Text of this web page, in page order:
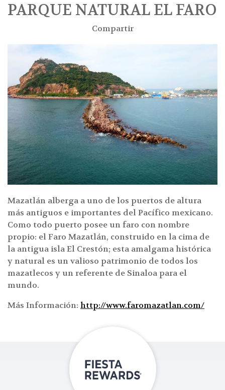
PARQUE NATURAL EL FARO
Compartir
Mazatlán alberga a uno de los puertos de altura
más antiguos e importantes del Pacífico mexicano.
Como todo puerto posee un faro con nombre
propio: el Faro Mazatlán, construido en la cima de
la antigua isla El Crestón; esta amalgama histórica
y natural es un valioso patrimonio de todos los
mazatlecos y un referente de Sinaloa para el
mundo.
Más Información: http://www.faromazatlan.com/